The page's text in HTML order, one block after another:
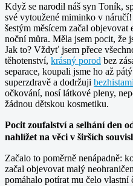
Když se narodil náš syn Toník,
své vytoužené miminko v
šestým měsícem začal
noční můra. Měla jsem pocit, že
Jak to? Vždyť jsem přece
těhotenství, krásný porod bez
separace, koupali jsme ho až
superzdravě a dodržuji
očkování, nosí látkové pleny,
žádnou dětskou kosmetiku.
Pocit zoufalství a selhání den
nahlížet na věci v širších
Začalo to poměrně nenápadně:
začal objevovat malý
pomáhalo potírat mu čelo vlastní